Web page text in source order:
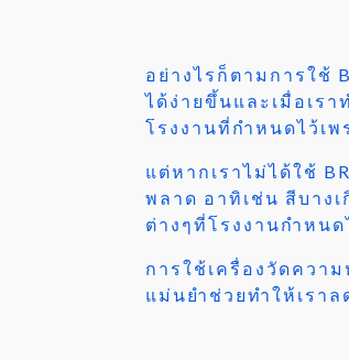
อย่างไรก็ตามการใช้
ได้ง่ายขึ้นและเมื่อเร
โรงงานที่กำหนดไว้เ
แต่หากเราไม่ได้ใช้
พลาด อาทิเช่น สีบาง
ต่างๆที่โรงงานกำหนด
การใช้เครื่องวัดควา
แม่นยำช่วยทำให้เรา